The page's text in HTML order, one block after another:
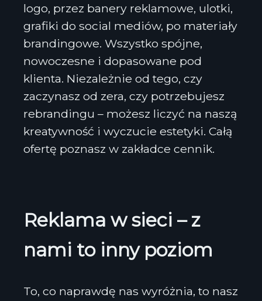
logo, przez banery reklamowe, ulotki,
grafiki do social mediów, po materiały
brandingowe. Wszystko spójne,
nowoczesne i dopasowane pod
klienta. Niezależnie od tego, czy
zaczynasz od zera, czy potrzebujesz
rebrandingu – możesz liczyć na naszą
kreatywność i wyczucie estetyki. Całą
ofertę poznasz w zakładce cennik.
Reklama w sieci – z
nami to inny poziom
To, co naprawdę nas wyróżnia, to nasz